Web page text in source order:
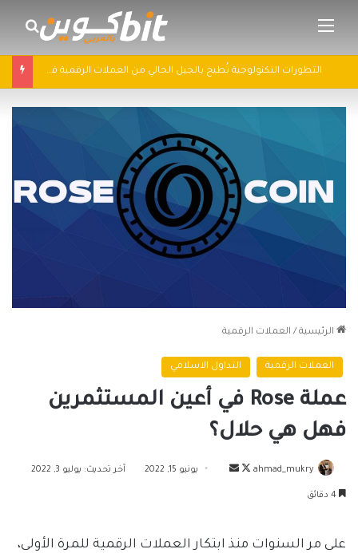
القائمة
التطورات التكنولوجية تُطيح بالجيل الحالي من العملات الرقمية في 2025: سباق التكنولوجيا يُعيد تشكيل مشهد الكريبتو
الرئيسية / العملات الرقمية
العملات الرقمية التداول الاسلامي
عملة Rose في أعين المستثمرين
فهل هي حلال؟
ahmad_mukry
تابعأرسل
يونيو 15, 2022 آخر تحديث: يوليو 3, 2022
على مر السنوات منذ ابتكار العملات الرقمية للمرة الأولى،